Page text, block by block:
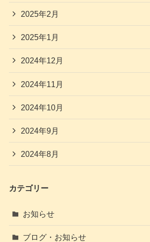
2025年2月
2025年1月
2024年12月
2024年11月
2024年10月
2024年9月
2024年8月
カテゴリー
お知らせ
ブログ・お知らせ